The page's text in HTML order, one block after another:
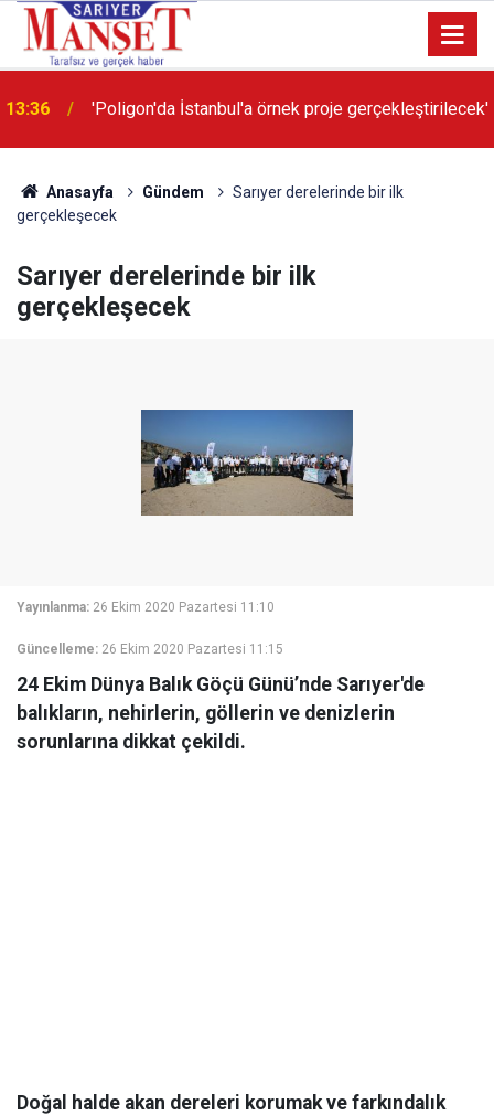
13:36 'Poligon'da İstanbul'a örnek proje gerçekleştirilecek'
Anasayfa Gündem
Sarıyer derelerinde bir ilk
gerçekleşecek
Sarıyer derelerinde bir ilk
gerçekleşecek
Yayınlanma: 26 Ekim 2020 Pazartesi 11:10
Güncelleme: 26 Ekim 2020 Pazartesi 11:15
24 Ekim Dünya Balık Göçü Günü’nde Sarıyer'de
balıkların, nehirlerin, göllerin ve denizlerin
sorunlarına dikkat çekildi.
Doğal halde akan dereleri korumak ve farkındalık